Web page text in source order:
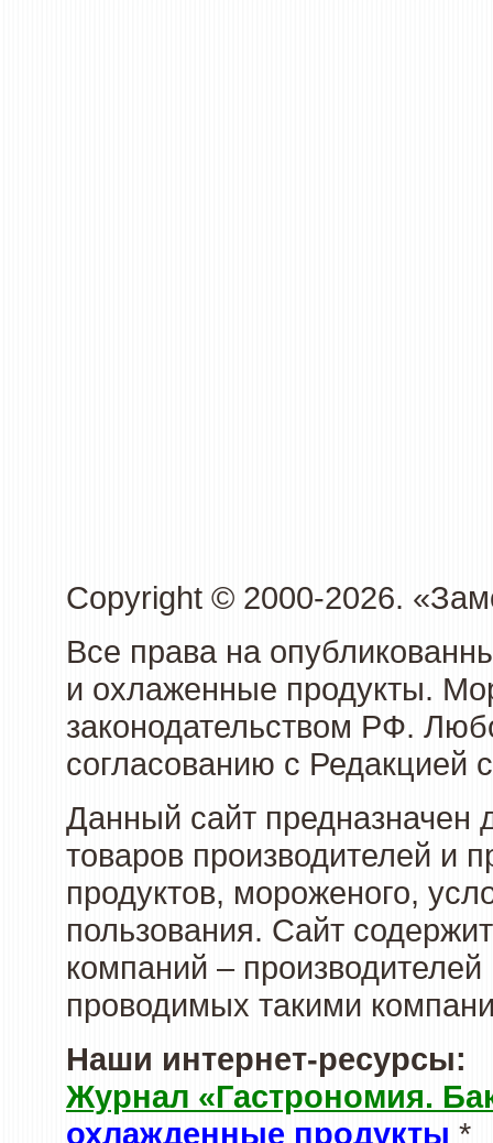
Copyright © 2000-2026.
Все права на
и охлаженные продукты.
законодательством РФ.
согласованию с Редакцией
Данный сайт предназначен
товаров производителей и
продуктов, мороженого,
пользования. Сайт
компаний –
проводимых такими
Наши интернет-ресурсы:
Журнал «Гастрономия.
охлажденные продукты *